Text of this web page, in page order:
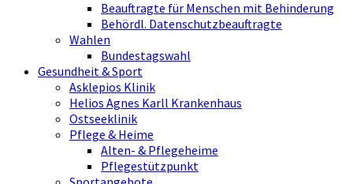
Beauftragte für Menschen mit Behinderung
Behördl. Datenschutzbeauftragte
Wahlen
Bundestagswahl
Gesundheit & Sport
Asklepios Klinik
Helios Agnes Karll Krankenhaus
Ostseeklinik
Pflege & Heime
Alten- & Pflegeheime
Pflegestützpunkt